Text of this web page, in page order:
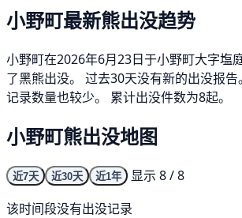
小野町最新熊出没趋势
小野町在2026年6月23日于小野町大字塩
了黑熊出没。 过去30天没有新的出没报告
记录数量也较少。 累计出没件数为8起。
小野町熊出没地图
近7天 近30天 近1年
显示 8 / 8
该时间段没有出没记录